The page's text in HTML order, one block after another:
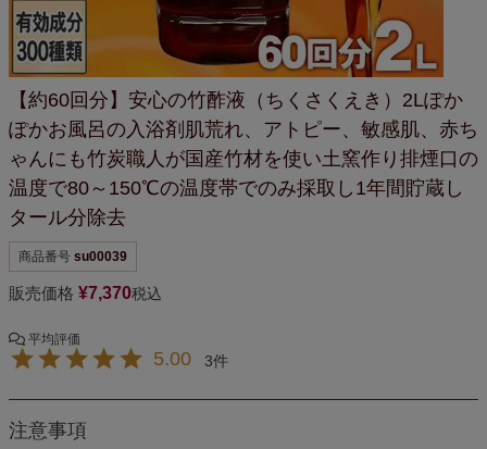
【約60回分】 安心の竹酢液（ちくさくえき）2Lぽか
ぽかお風呂の入浴剤 肌荒れ、アトピー、敏感肌、赤ち
ゃんにも竹炭職人が国産竹材を使い土窯作り排煙口の
温度で80～150℃の温度帯でのみ採取し 1年間貯蔵し
タール分除去
商品番号 su00039
販売価格 ¥7,370税込
5.00 3
注意事項